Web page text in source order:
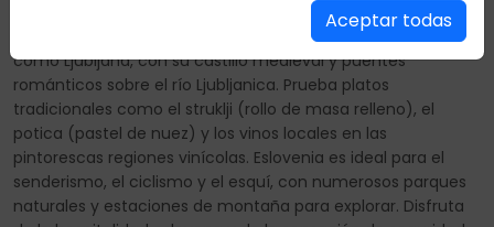
lagos como Bled y Bohinj, Eslovenia ofrece paisajes
naturales de ensueño. Explora ciudades encantadoras
como Ljubljana, con su castillo medieval y puentes
románticos sobre el río Ljubljanica. Prueba platos
tradicionales como el struklji (rollo de masa relleno), el
potica (pastel de nuez) y los vinos locales en las
pintorescas regiones vinícolas. Eslovenia es ideal para el
senderismo, el ciclismo y el esquí, con numerosos parques
naturales y estaciones de montaña para explorar. Disfruta
Aceptar todas